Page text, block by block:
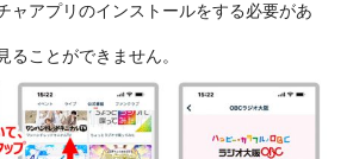
アプリのインストールをする必要があ
ことができません。